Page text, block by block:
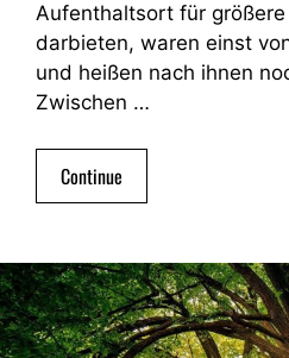
Aufenthaltsort für
darbieten, waren einst
und heißen nach ihnen
Zwischen …
Continue